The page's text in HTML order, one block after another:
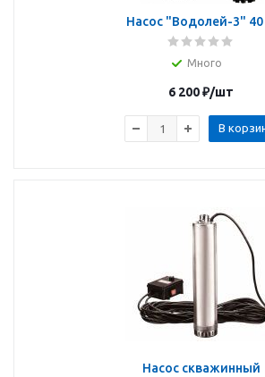
Насос "Водолей-3"
Много
6 200₽/шт
В
Насос скважинный